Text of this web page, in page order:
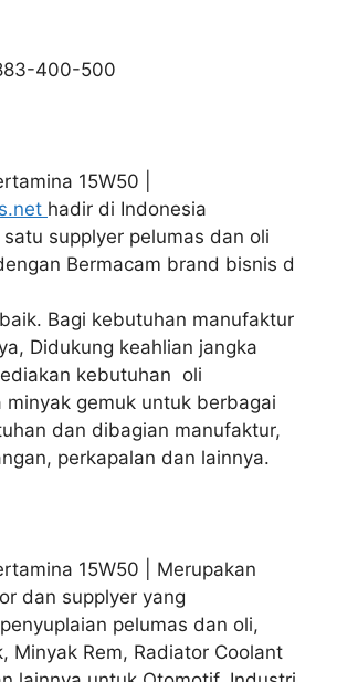
400-500
15W50 |
hadir di Indonesia
supplyer pelumas dan oli
Bermacam brand bisnis d
Bagi kebutuhan manufaktur
Didukung keahlian jangka
kebutuhan oli
minyak gemuk untuk berbagai
dan dibagian manufaktur,
perkapalan dan lainnya.
15W50 | Merupakan
dan supplyer yang
pelumas dan oli,
Minyak Rem, Radiator Coolant